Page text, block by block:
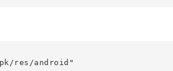
res/android"